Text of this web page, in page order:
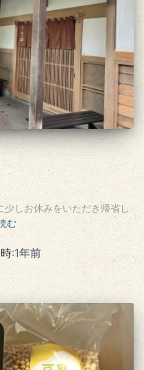
しお休みをいただき帰省し
む
:1年前